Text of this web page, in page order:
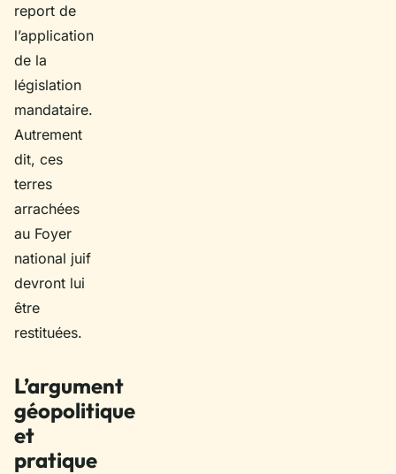
report de
l’application
de la
législation
mandataire.
Autrement
dit, ces
terres
arrachées
au Foyer
national juif
devront lui
être
restituées.
L’argument
géopolitique
et
pratique